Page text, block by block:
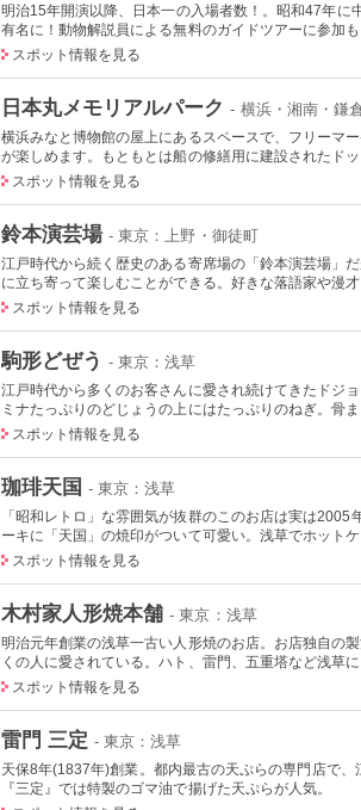
明治15年開演以降、日本一の入場者数！。昭和47年に
有名に！動物解説員による無料のガイドツアーに参加
スポット情報を見る
日本丸メモリアルパーク - 横浜・湘南・鎌
横浜みなと博物館の屋上にあるスペースで、フリーマ
が楽しめます。もともとは船の修繕用に建設されたド
スポット情報を見る
鈴本演芸場 - 東京：上野・御徒町
江戸時代から続く歴史のある寄席場の「鈴本演芸場」
に立ち寄って楽しむことができる。好きな落語家や漫
スポット情報を見る
駒形どぜう - 東京：浅草
江戸時代から多くのお客さんに愛され続けてきたドジ
ミナたっぷりのどじょうの上にはたっぷりのねぎ。骨
スポット情報を見る
珈琲天国 - 東京：浅草
「昭和レトロ」な雰囲気が抜群のこのお店は実は
ーキに「天国」の焼印がついて可愛い。浅草でホット
スポット情報を見る
木村家人形焼本舗 - 東京：浅草
明治元年創業の浅草一古い人形焼のお店。お店独自の
くの人に愛されている。ハト、雷門、五重塔など浅草
スポット情報を見る
雷門 三定 - 東京：浅草
天保8年(1837年)創業。都内最古の天ぷらの専門店で
『三定』では特製のゴマ油で揚げた天ぷらが人気。